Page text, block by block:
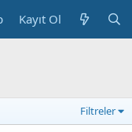
Kayıt Ol
Filtreler